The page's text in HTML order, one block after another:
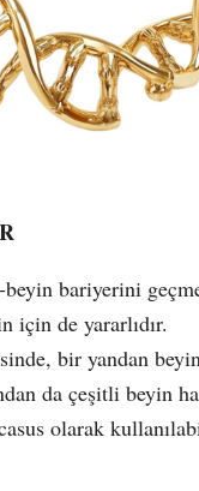
bariyerini
için de yararlıdır.
bir yandan
da çeşitli beyin
olarak